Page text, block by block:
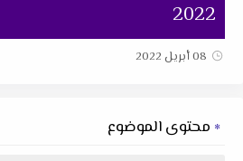
2022
08 أبريل 2022
محتوى الموضوع